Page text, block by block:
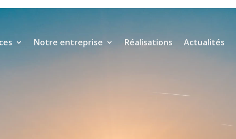
Notre entreprise Réalisations Actualités